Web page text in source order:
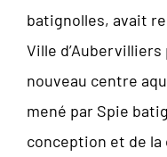
batignolles, avait
Ville d’Aubervilliers
nouveau centre
mené par Spie
conception et de